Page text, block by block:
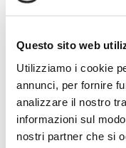
Questo sito web
Utilizziamo i cookie
annunci, per fornire
analizzare il nostro
informazioni sul
nostri partner che si
'Irisacqua srl P.I./
Tecnico
Oggetto:
PRESTAZIONI
INSERIMENTO
STARANZANO
Elenco operatori
Codice Fiscale: